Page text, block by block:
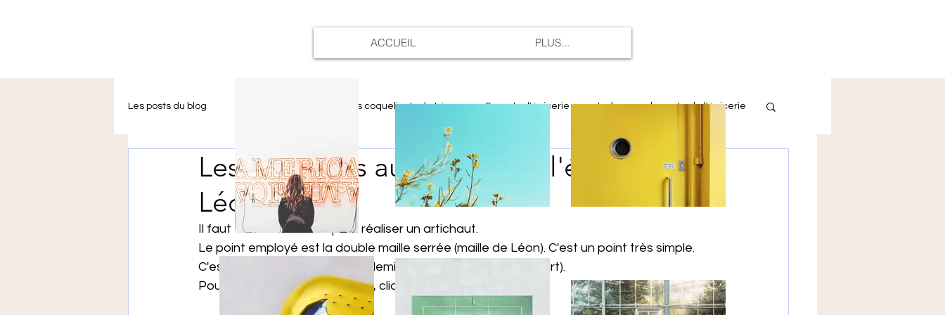
ACCUEIL PLUS...
Les posts du blog Les coquelicots de Léon Secrets d'épicerie Le bureau de poste de l'épicerie
le mur de street art de Léon
Les artichauts au crochet de l'épicerie de
Léon
Il faut environ 3 heures pour réaliser un artichaut.
Le point employé est la double maille serrée (maille de Léon). C'est un point très simple.
C'est un point très facile (une demi-bride sans le jeté de départ).
Pour accéder aux explications, cliquez sur le  "Ici".